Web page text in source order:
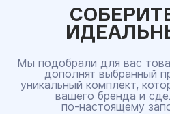
Мы подобрали для вас
дополнят выбранный
уникальный комплект,
вашего бренда и
по‑настоящему